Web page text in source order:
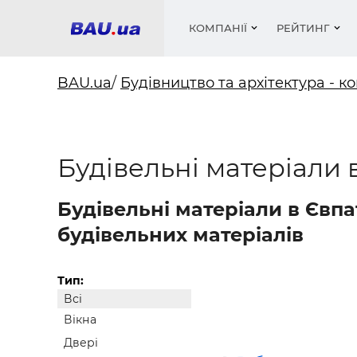
КОМПАНІЇ
Фарби,
РЕЙТИНГ
Медіа
Сипучі
цемент
BAU.ua/ Будівництво та архітектура -
Будівельні матеріали
Будівельні матеріали в
будівельних матеріалів
Тип:
Всі
Вікна
Двері